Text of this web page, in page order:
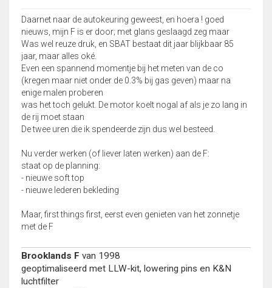
Daarnet naar de autokeuring geweest, en hoera ! goed
nieuws, mijn F is er door; met glans geslaagd zeg maar
Was wel reuze druk, en SBAT bestaat dit jaar blijkbaar 85
jaar, maar alles oké.
Even een spannend momentje bij het meten van de co
(kregen maar niet onder de 0.3% bij gas geven) maar na
enige malen proberen
was het toch gelukt. De motor koelt nogal af als je zo lang in
de rij moet staan
De twee uren die ik spendeerde zijn dus wel besteed.
Nu verder werken (of liever laten werken) aan de F:
staat op de planning:
- nieuwe soft top
- nieuwe lederen bekleding
Maar, first things first, eerst even genieten van het zonnetje
met de F
Brooklands F van 1998
geoptimaliseerd met LLW-kit, lowering pins en K&N
luchtfilter